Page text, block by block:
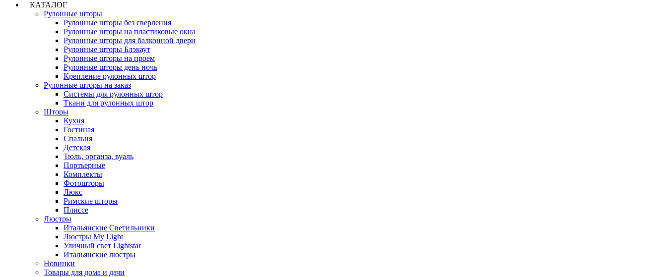
КАТАЛОГ
Рулонные шторы
Рулонные шторы без сверления
Рулонные шторы на пластиковые окна
Рулонные шторы для балконной двери
Рулонные шторы Блэкаут
Рулонные шторы на проем
Рулонные шторы день ночь
Крепление рулонных штор
Рулонные шторы на заказ
Системы для рулонных штор
Ткани для рулонных штор
Шторы
Кухня
Гостиная
Спальня
Детская
Тюль, органза, вуаль
Портьерные
Комплекты
Фотошторы
Люкс
Римские шторы
Плиссе
Люстры
Итальянские Светильники
Люстры My Light
Уличный свет Lightstar
Итальянские люстры
Новинки
Товары для дома и дачи